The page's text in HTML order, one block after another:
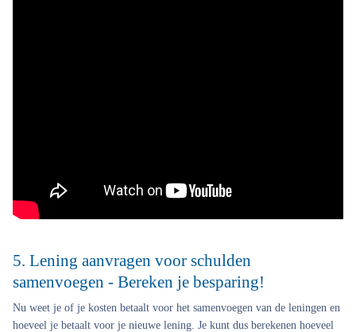
5. Lening aanvragen voor schulden
samenvoegen - Bereken je besparing!
Nu weet je of je kosten betaalt voor het samenvoegen van de leningen en
hoeveel je betaalt voor je nieuwe lening. Je kunt dus berekenen hoeveel